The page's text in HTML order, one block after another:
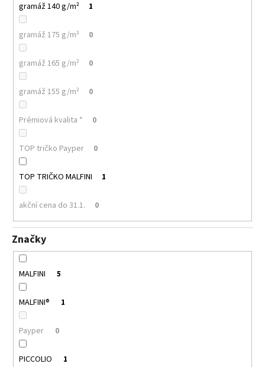
gramáž 140 g/m² 1
gramáž 175 g/m² 0
gramáž 165 g/m² 0
gramáž 155 g/m² 0
Prémiová kvalita * 0
TOP tričko Payper 0
TOP TRIČKO MALFINI 1
akční cena do 31.1. 0
Značky
MALFINI 5
MALFINI® 1
Payper 0
PICCOLIO 1
m
MALFINI
LOVE
123
DÁMSKÉ
TRIČKO/
ŠATY,
VOLNÝ
STŘIH,
150
140
Kč